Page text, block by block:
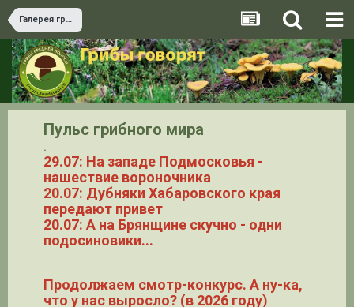
Галерея грибов
Пульс грибного мира
.
29.07: На западе Подмосковья -
нашествие вороночника
20.07: Дубняки Хабаровского края
передают привет
20.07: А на Брянщине скучно - одни
подосиновики...
Продолжаем смотр-конкурс. А ну-ка,
что у нас выросло? (в 2026 году)